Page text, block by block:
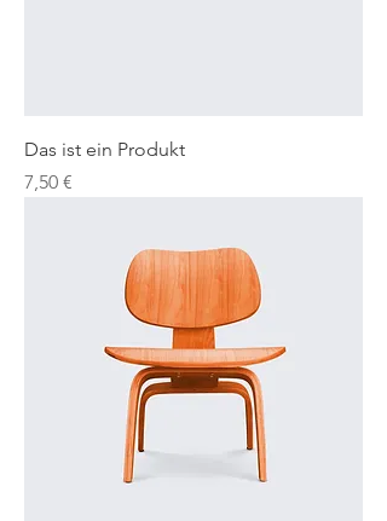
Das ist ein Produkt
Preis
7,50 €